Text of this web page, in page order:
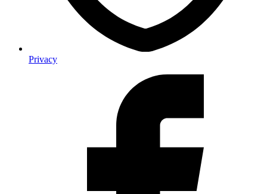
Privacy